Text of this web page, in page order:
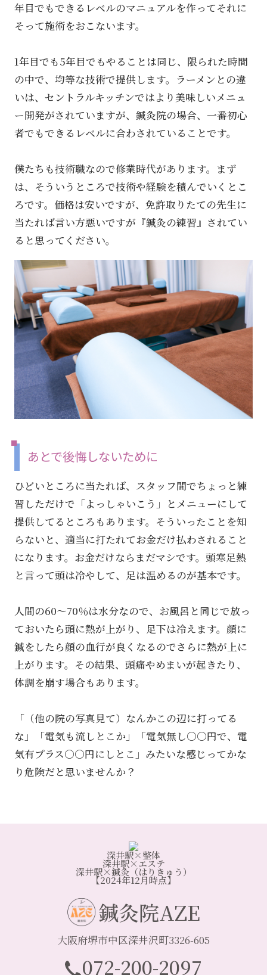
年目でもできるレベルのマニュアルを作ってそれに
そって施術をおこないます。
1年目でも5年目でもやることは同じ、限られた時間
の中で、均等な技術で提供します。ラーメンとの違
いは、セントラルキッチンではより美味しいメニュ
ー開発がされていますが、鍼灸院の場合、一番初心
者でもできるレベルに合わされていることです。
僕たちも技術職なので修業時代があります。まず
は、そういうところで技術や経験を積んでいくとこ
ろです。価格は安いですが、免許取りたての先生に
当たれば言い方悪いですが『鍼灸の練習』されてい
ると思ってください。
あとで後悔しないために
ひどいところに当たれば、スタッフ間でちょっと練
習しただけで「よっしゃいこう」とメニューにして
提供してるところもあります。そういったことを知
らないと、適当に打たれてお金だけ払わされること
になります。お金だけならまだマシです。頭寒足熱
と言って頭は冷やして、足は温めるのが基本です。
人間の60～70％は水分なので、お風呂と同じで放っ
ておいたら頭に熱が上がり、足下は冷えます。顔に
鍼をしたら顔の血行が良くなるのでさらに熱が上に
上がります。その結果、頭痛やめまいが起きたり、
体調を崩す場合もあります。
「（他の院の写真見て）なんかこの辺に打ってる
な」「電気も流しとこか」「電気無し〇〇円で、電
気有プラス〇〇円にしとこ」みたいな感じってかな
り危険だと思いませんか？
深井駅×整体
深井駅×エステ
深井駅×鍼灸（はりきゅう）
【2024年12月時点】
鍼灸院AZE
大阪府堺市中区深井沢町3326-605
072-200-2097